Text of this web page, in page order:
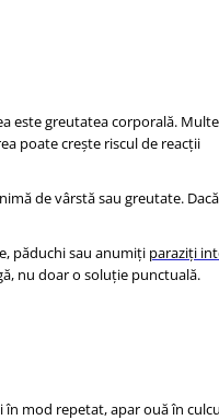
este greutatea corporală. Multe
poate crește riscul de reacții
de vârstă sau greutate.
păduchi sau anumiți paraziți
nu doar o soluție punctuală.
mod repetat, apar ouă în